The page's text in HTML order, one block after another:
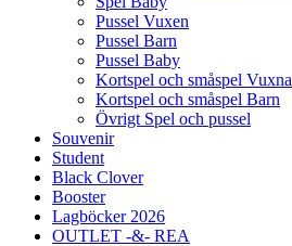
Pussel Vuxen
Pussel Barn
Pussel Baby
Kortspel och småspel Vuxna
Kortspel och småspel Barn
Övrigt Spel och pussel
Souvenir
Student
Black Clover
Booster
Lagböcker 2026
OUTLET -&- REA